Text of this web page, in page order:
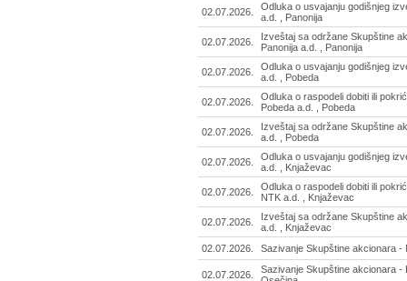
02.07.2026.
Odluka o usvajanju godišnjeg
a.d. , Panonija
02.07.2026.
Izveštaj sa održane Skupštine
Panonija a.d. , Panonija
02.07.2026.
Odluka o usvajanju godišnjeg
a.d. , Pobeda
02.07.2026.
Odluka o raspodeli dobiti ili
Pobeda a.d. , Pobeda
02.07.2026.
Izveštaj sa održane Skupštine
a.d. , Pobeda
02.07.2026.
Odluka o usvajanju godišnjeg
a.d. , Knjaževac
02.07.2026.
Odluka o raspodeli dobiti ili
NTK a.d. , Knjaževac
02.07.2026.
Izveštaj sa održane Skupštine
a.d. , Knjaževac
02.07.2026.
Sazivanje Skupštine akcionara -
02.07.2026.
Sazivanje Skupštine akcionara -